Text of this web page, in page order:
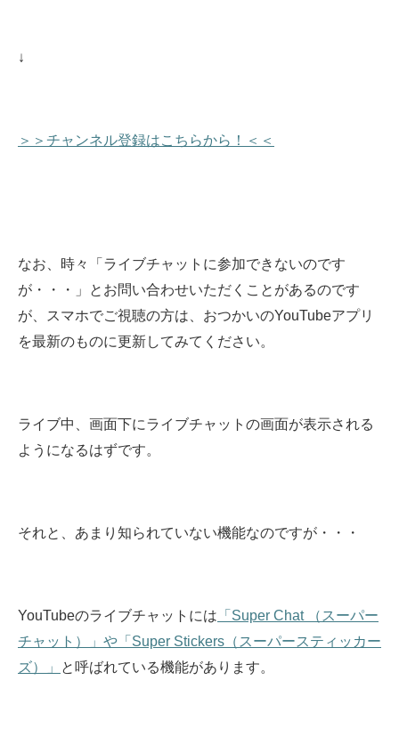
↓
＞＞チャンネル登録はこちらから！＜＜
なお、時々「ライブチャットに参加できないのです
が・・・」とお問い合わせいただくことがあるのです
が、スマホでご視聴の方は、おつかいのYouTubeアプリ
を最新のものに更新してみてください。
ライブ中、画面下にライブチャットの画面が表示される
ようになるはずです。
それと、あまり知られていない機能なのですが・・・
YouTubeのライブチャットには 「Super Chat （スーパー
チャット）」や「Super Stickers（スーパースティッカー
ズ）」
と呼ばれている機能があります。